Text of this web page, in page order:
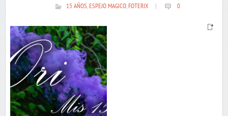
15 AÑOS,ESPEJO MAGICO,FOTERIX 0